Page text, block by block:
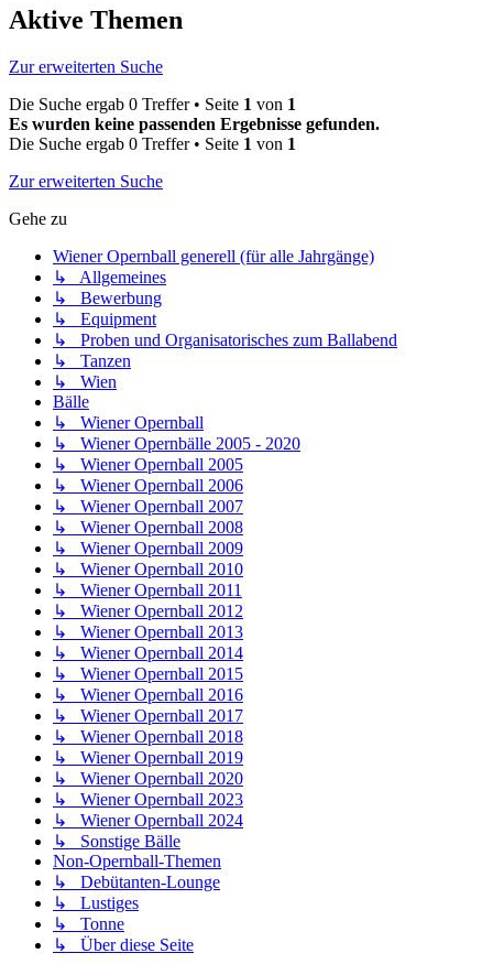
Aktive Themen
Zur erweiterten Suche
Die Suche ergab 0 Treffer • Seite 1 von 1
Es wurden keine passenden Ergebnisse gefunden.
Die Suche ergab 0 Treffer • Seite 1 von 1
Zur erweiterten Suche
Gehe zu
Wiener Opernball generell (für alle Jahrgänge)
↳ Allgemeines
↳ Bewerbung
↳ Equipment
↳ Proben und Organisatorisches zum Ballabend
↳ Tanzen
↳ Wien
Bälle
↳ Wiener Opernball
↳ Wiener Opernbälle 2005 - 2020
↳ Wiener Opernball 2005
↳ Wiener Opernball 2006
↳ Wiener Opernball 2007
↳ Wiener Opernball 2008
↳ Wiener Opernball 2009
↳ Wiener Opernball 2010
↳ Wiener Opernball 2011
↳ Wiener Opernball 2012
↳ Wiener Opernball 2013
↳ Wiener Opernball 2014
↳ Wiener Opernball 2015
↳ Wiener Opernball 2016
↳ Wiener Opernball 2017
↳ Wiener Opernball 2018
↳ Wiener Opernball 2019
↳ Wiener Opernball 2020
↳ Wiener Opernball 2023
↳ Wiener Opernball 2024
↳ Sonstige Bälle
Non-Opernball-Themen
↳ Debütanten-Lounge
↳ Lustiges
↳ Tonne
↳ Über diese Seite